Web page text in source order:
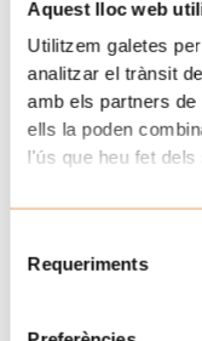
Aquest lloc web
Utilitzem galetes
analitzar el trànsit
amb els partners
ells la poden
l'ús que heu fet
deRequeriments